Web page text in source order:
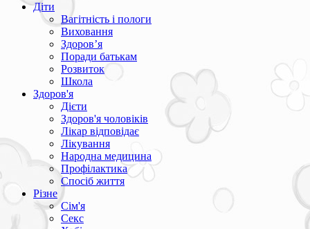
Діти
Вагітність і пологи
Виховання
Здоров’я
Поради батькам
Розвиток
Школа
Здоров'я
Дієти
Здоров'я чоловіків
Лікар відповідає
Лікування
Народна медицина
Профілактика
Спосіб життя
Різне
Сім'я
Секс